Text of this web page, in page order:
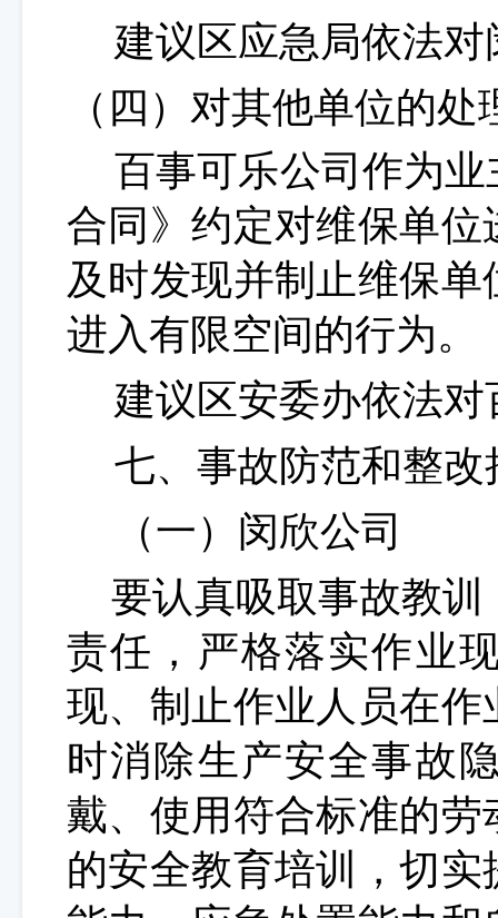
建议区应急局依法对
（四）对其他单位的处
百事可乐公司作为
合同》约定对维保单
及时发现并制止维保
进入有限空间的行为。
建议区安委办依法
七、事故防范和整改
（一）闵欣公司
要认真吸取事故教
责任， 严格落实作业
现、制止作业人员在
时消除生产安全事故
戴、使用符合标准的
的安全教育培训，切实